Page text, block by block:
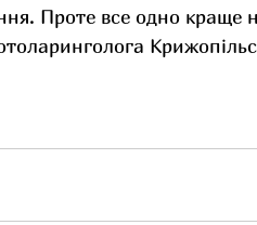
Проте все одно краще